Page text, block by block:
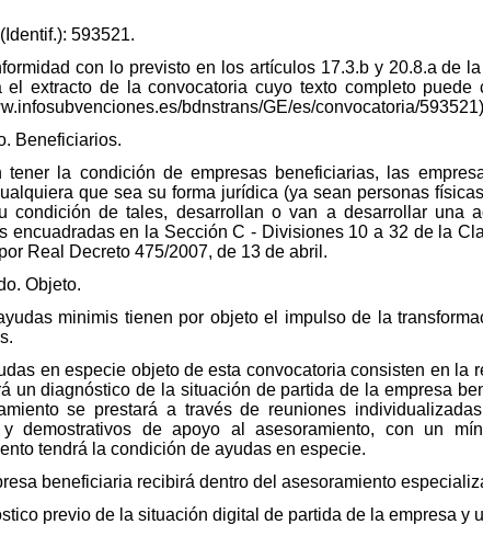
593521.
con lo previsto en los artículos 17.3.b y 20.8.a de
el extracto de la convocatoria cuyo texto completo
bdnstrans/GE/es/convocatoria/593521)
Beneficiarios.
tener la condición de empresas beneficiarias, las
que sea su forma jurídica (ya sean personas
condición de tales, desarrollan o van a desarrollar una
encuadradas en la Sección C - Divisiones 10 a 32 de la
Real Decreto 475/2007, de 13 de abril.
Objeto.
minimis tienen por objeto el impulso de la
en especie objeto de esta convocatoria consisten en
un diagnóstico de la situación de partida de la empresa
se prestará a través de reuniones
y demostrativos de apoyo al asesoramiento, con un
tendrá la condición de ayudas en especie.
beneficiaria recibirá dentro del asesoramiento
previo de la situación digital de partida de la empresa